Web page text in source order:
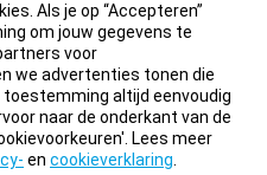
Als je op “Accepteren”
om jouw gegevens te
voor
we advertenties tonen die
toestemming altijd eenvoudig
naar de onderkant van de
Lees meer
en cookieverklaring